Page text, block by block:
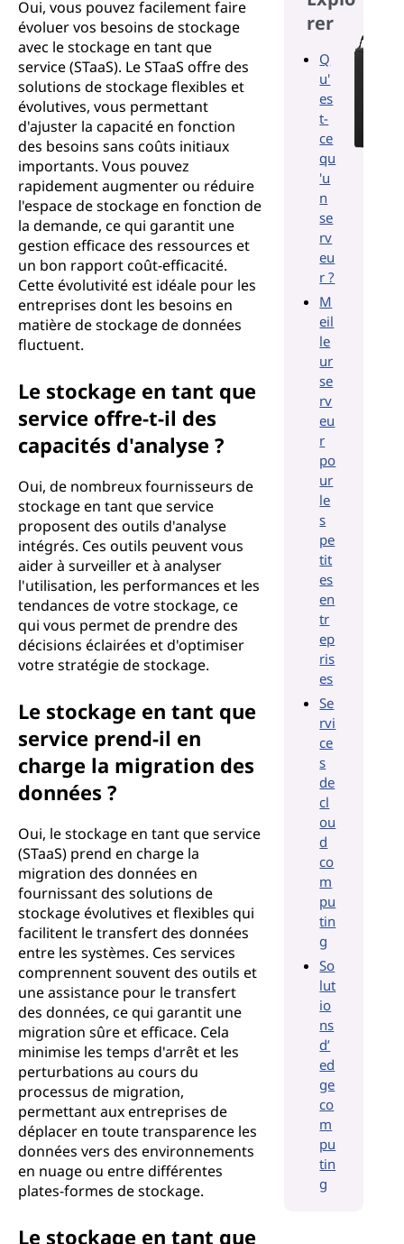
Oui, vous pouvez facilement faire
évoluer vos besoins de stockage
avec le stockage en tant que
service (STaaS). Le STaaS offre des
solutions de stockage flexibles et
évolutives, vous permettant
d'ajuster la capacité en fonction
des besoins sans coûts initiaux
importants. Vous pouvez
rapidement augmenter ou réduire
l'espace de stockage en fonction de
la demande, ce qui garantit une
gestion efficace des ressources et
un bon rapport coût-efficacité.
Cette évolutivité est idéale pour les
entreprises dont les besoins en
matière de stockage de données
fluctuent.
Le stockage en tant que
service offre-t-il des
capacités d'analyse ?
Oui, de nombreux fournisseurs de
stockage en tant que service
proposent des outils d'analyse
intégrés. Ces outils peuvent vous
aider à surveiller et à analyser
l'utilisation, les performances et les
tendances de votre stockage, ce
qui vous permet de prendre des
décisions éclairées et d'optimiser
votre stratégie de stockage.
Le stockage en tant que
service prend-il en
charge la migration des
données ?
Oui, le stockage en tant que service
(STaaS) prend en charge la
migration des données en
fournissant des solutions de
stockage évolutives et flexibles qui
facilitent le transfert des données
entre les systèmes. Ces services
comprennent souvent des outils et
une assistance pour le transfert
des données, ce qui garantit une
migration sûre et efficace. Cela
minimise les temps d'arrêt et les
perturbations au cours du
processus de migration,
permettant aux entreprises de
déplacer en toute transparence les
données vers des environnements
en nuage ou entre différentes
plates-formes de stockage.
Le stockage en tant que
rer
Q
u'
es
t-
ce
qu
'u
n
se
rv
eu
r ?
M
eil
le
ur
se
rv
eu
r
po
ur
le
s
pe
tit
es
en
tr
ep
ris
es
Se
rvi
ce
s
de
cl
ou
d
co
m
pu
tin
g
So
lut
io
ns
d’
ed
ge
co
m
pu
tin
g